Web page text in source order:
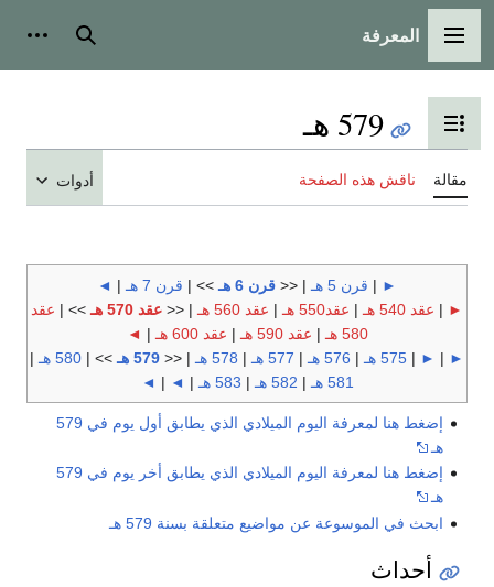
القائمة الرئيسية
المعرفة بحث
تبديل عرض جدول المحتويات
579 هـ
مقالة ناقش هذه الصفحة أدوات
►
| قرن 5 هـ | << قرن 6 هـ >> | قرن 7 هـ |
◄
►
| عقد 540 هـ | عقد550 هـ | عقد 560 هـ | << عقد 570 هـ >> | عقد
580 هـ
| عقد 590 هـ | عقد 600 هـ |
◄
►
|
►
| 575 هـ | 576 هـ | 577 هـ | 578 هـ | << 579 هـ >> | 580 هـ
|
581 هـ
| 582 هـ | 583 هـ |
◄
|
◄
إضغط هنا لمعرفة اليوم الميلادي الذي يطابق أول يوم في 579
هـ
إضغط هنا لمعرفة اليوم الميلادي الذي يطابق أخر يوم في 579
هـ
ابحث في الموسوعة عن مواضيع متعلقة بسنة 579 هـ
أحداث